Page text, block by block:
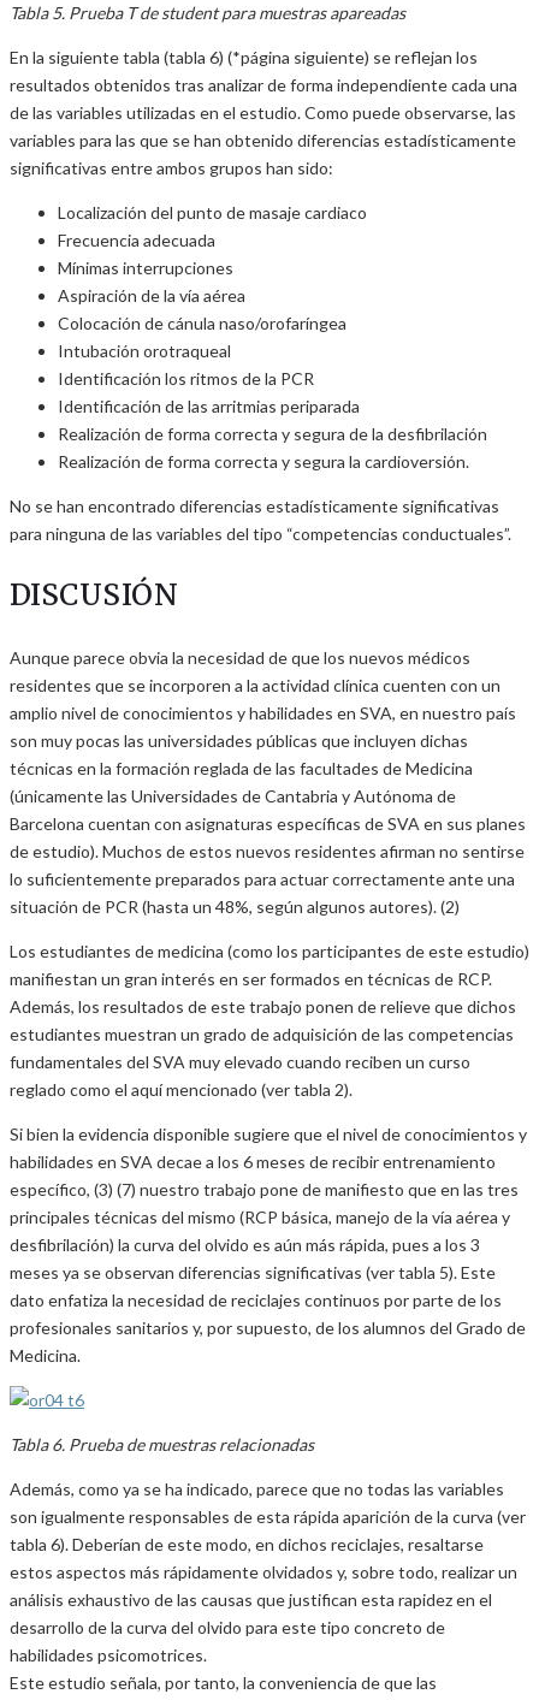
Tabla 5. Prueba T de student para muestras apareadas
En la siguiente tabla (tabla 6) (*página siguiente) se reflejan los
resultados obtenidos tras analizar de forma independiente cada una
de las variables utilizadas en el estudio. Como puede observarse, las
variables para las que se han obtenido diferencias estadísticamente
significativas entre ambos grupos han sido:
Localización del punto de masaje cardiaco
Frecuencia adecuada
Mínimas interrupciones
Aspiración de la vía aérea
Colocación de cánula naso/orofaríngea
Intubación orotraqueal
Identificación los ritmos de la PCR
Identificación de las arritmias periparada
Realización de forma correcta y segura de la desfibrilación
Realización de forma correcta y segura la cardioversión.
No se han encontrado diferencias estadísticamente significativas
para ninguna de las variables del tipo “competencias conductuales”.
DISCUSIÓN
Aunque parece obvia la necesidad de que los nuevos médicos
residentes que se incorporen a la actividad clínica cuenten con un
amplio nivel de conocimientos y habilidades en SVA, en nuestro país
son muy pocas las universidades públicas que incluyen dichas
técnicas en la formación reglada de las facultades de Medicina
(únicamente las Universidades de Cantabria y Autónoma de
Barcelona cuentan con asignaturas específicas de SVA en sus planes
de estudio). Muchos de estos nuevos residentes afirman no sentirse
lo suficientemente preparados para actuar correctamente ante una
situación de PCR (hasta un 48%, según algunos autores). (2)
Los estudiantes de medicina (como los participantes de este estudio)
manifiestan un gran interés en ser formados en técnicas de RCP.
Además, los resultados de este trabajo ponen de relieve que dichos
estudiantes muestran un grado de adquisición de las competencias
fundamentales del SVA muy elevado cuando reciben un curso
reglado como el aquí mencionado (ver tabla 2).
Si bien la evidencia disponible sugiere que el nivel de conocimientos y
habilidades en SVA decae a los 6 meses de recibir entrenamiento
específico, (3) (7) nuestro trabajo pone de manifiesto que en las tres
principales técnicas del mismo (RCP básica, manejo de la vía aérea y
desfibrilación) la curva del olvido es aún más rápida, pues a los 3
meses ya se observan diferencias significativas (ver tabla 5). Este
dato enfatiza la necesidad de reciclajes continuos por parte de los
profesionales sanitarios y, por supuesto, de los alumnos del Grado de
Medicina.
Tabla 6. Prueba de muestras relacionadas
Además, como ya se ha indicado, parece que no todas las variables
son igualmente responsables de esta rápida aparición de la curva (ver
tabla 6). Deberían de este modo, en dichos reciclajes, resaltarse
estos aspectos más rápidamente olvidados y, sobre todo, realizar un
análisis exhaustivo de las causas que justifican esta rapidez en el
desarrollo de la curva del olvido para este tipo concreto de
habilidades psicomotrices.
Este estudio señala, por tanto, la conveniencia de que las